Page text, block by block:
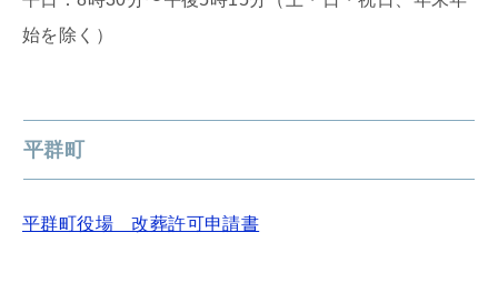
始を除く）
平群町
平群町役場 改葬許可申請書